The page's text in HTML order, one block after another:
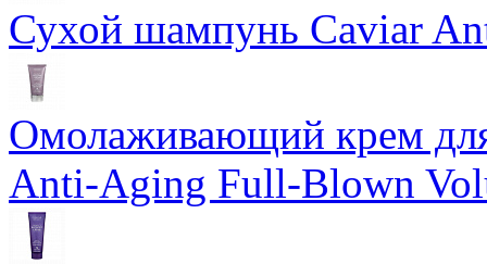
Сухой шампунь Caviar
Омолаживающий крем
Anti-Aging Full-Blown